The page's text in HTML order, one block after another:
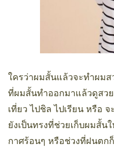
ใครว่าผมสั้นแล้วจะทำผม
ที่ผมสั้นทำออกมาแล้วดูสว
เที่ยว ไปชิล ไปเรียน หรือ
ยังเป็นทรงที่ช่วยเก็บผมสั้น
กาศร้อนๆ หรือช่วงที่ฝนตก